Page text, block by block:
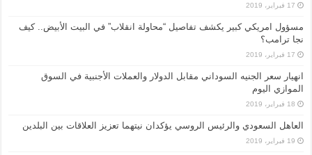
17 فبراير، 2019
مسؤول امريكي كبير يكشف تفاصيل “محاولة انقلاب” في البيت الأبيض.. كيف
نجا ترامب؟
17 فبراير، 2019
انهيار سعر الجنيه السوداني مقابل الدولار والعملات الأجنبية في السوق
الموازي اليوم
18 فبراير، 2019
العاهل السعودي والرئيس الروسي يؤكدان نيتهما تعزيز العلاقات بين البلدين
19 فبراير، 2019